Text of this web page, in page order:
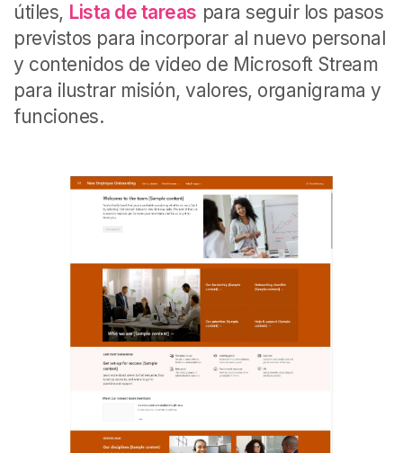
útiles, Lista de tareas para seguir los pasos
previstos para incorporar al nuevo personal
y contenidos de video de Microsoft Stream
para ilustrar misión, valores, organigrama y
funciones.